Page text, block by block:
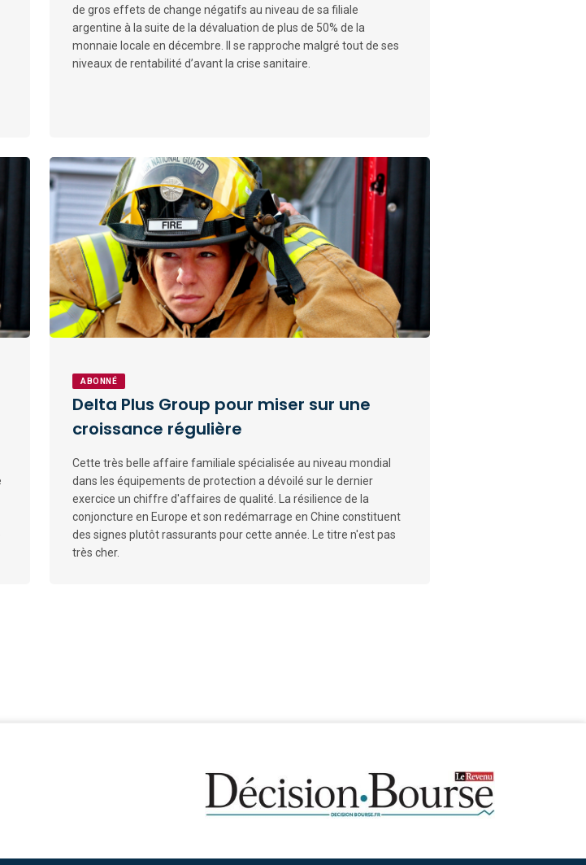
de gros effets de change négatifs au niveau de sa filiale
argentine à la suite de la dévaluation de plus de 50% de la
monnaie locale en décembre. Il se rapproche malgré tout de ses
niveaux de rentabilité d’avant la crise sanitaire.
ABONNÉ
Delta Plus Group pour miser sur une
croissance régulière
Cette très belle affaire familiale spécialisée au niveau mondial
dans les équipements de protection a dévoilé sur le dernier
exercice un chiffre d'affaires de qualité. La résilience de la
conjoncture en Europe et son redémarrage en Chine constituent
des signes plutôt rassurants pour cette année. Le titre n'est pas
très cher.